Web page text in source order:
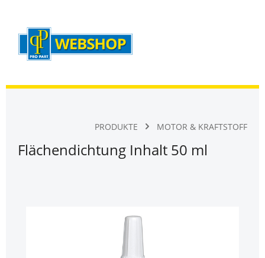
PRODUKTE MOTOR & KRAFTSTOFF
Flächendichtung Inhalt 50 ml